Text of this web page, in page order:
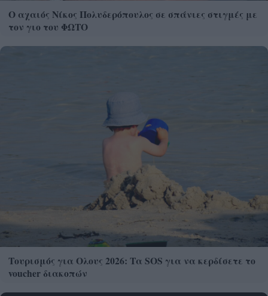
Ο αχαιός Νίκος Πολυδερόπουλος σε σπάνιες στιγμές με
τον γιο του ΦΩΤΟ
Τουρισμός για Ολους 2026: Τα SOS για να κερδίσετε το
voucher διακοπών